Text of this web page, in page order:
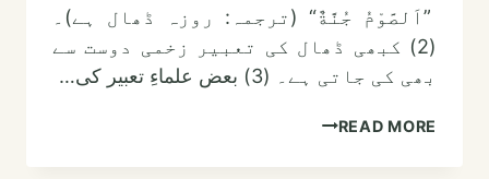
”اَلصَّوْمُ جُنَّةٌ“ (ترجمہ: روزہ ڈھال ہے)۔
(2) کبھی ڈھال کی تعبیر زخمی دوست سے
بھی کی جاتی ہے۔ (3) بعض علماءِ تعبیر کی…
READ MOREخواب